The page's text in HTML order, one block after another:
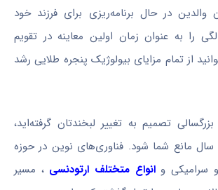
در حال برنامه‌ریزی برای فرزند خود
سن ۷ سالگی را به عنوان زمان اولین معاینه در تقویم
از تمام مزایای بیولوژیک پنجره طلایی رشد
تصمیم به تغییر لبخندتان گرفته‌اید،
مانع شما شود. فناوری‌های نوین در حوزه
سرامیکی وانواع متختلف ارتودنسی ، مسیر